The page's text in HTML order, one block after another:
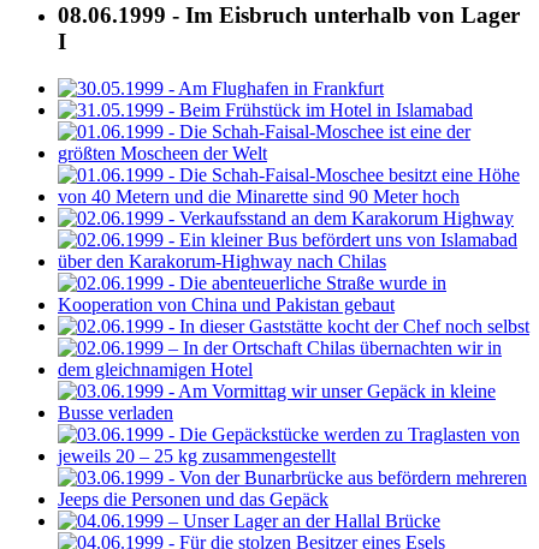
08.06.1999 - Im Eisbruch unterhalb von Lager
I